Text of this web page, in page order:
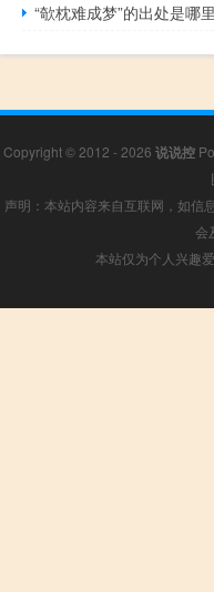
“欹枕难成梦”的出处是哪里
Copyright © 2012 - 2026 说说控
声明：本站内容来自互联网，如信
会
本站仅为个人兴趣